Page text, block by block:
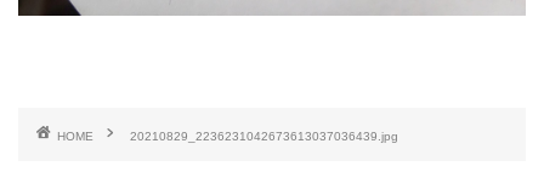
HOME 20210829_2236231042673613037036439.jpg